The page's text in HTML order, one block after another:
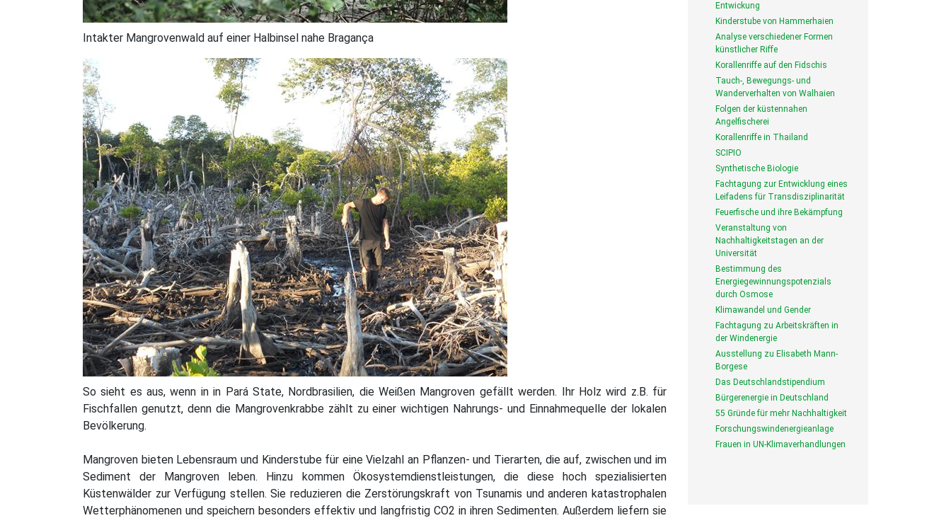
Intakter Mangrovenwald auf einer Halbinsel nahe Bragança
So sieht es aus, wenn in in Pará State, Nordbrasilien, die Weißen Mangroven gefällt werden. Ihr Holz wird z.B. für
Fischfallen genutzt, denn die Mangrovenkrabbe zählt zu einer wichtigen Nahrungs- und Einnahmequelle der lokalen
Bevölkerung.
Mangroven bieten Lebensraum und Kinderstube für eine Vielzahl an Pflanzen- und Tierarten, die auf, zwischen und im
Sediment der Mangroven leben. Hinzu kommen Ökosystemdienstleistungen, die diese hoch spezialisierten
Küstenwälder zur Verfügung stellen. Sie reduzieren die Zerstörungskraft von Tsunamis und anderen katastrophalen
Wetterphänomenen und speichern besonders effektiv und langfristig CO2 in ihren Sedimenten. Außerdem liefern sie
Entwickung
Kinderstube von Hammerhaien
Analyse verschiedener Formen
künstlicher Riffe
Korallenriffe auf den Fidschis
Tauch-, Bewegungs- und
Wanderverhalten von Walhaien
Folgen der küstennahen
Angelfischerei
Korallenriffe in Thailand
SCIPIO
Synthetische Biologie
Fachtagung zur Entwicklung eines
Leifadens für Transdisziplinarität
Feuerfische und ihre Bekämpfung
Veranstaltung von
Nachhaltigkeitstagen an der
Universität
Bestimmung des
Energiegewinnungspotenzials
durch Osmose
Klimawandel und Gender
Fachtagung zu Arbeitskräften in
der Windenergie
Ausstellung zu Elisabeth Mann-
Borgese
Das Deutschlandstipendium
Bürgerenergie in Deutschland
55 Gründe für mehr Nachhaltigkeit
Forschungswindenergieanlage
Frauen in UN-Klimaverhandlungen